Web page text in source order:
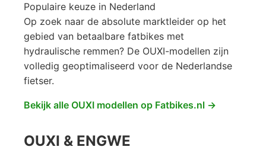
Populaire keuze in Nederland
Op zoek naar de absolute marktleider op het
gebied van betaalbare fatbikes met
hydraulische remmen? De OUXI-modellen zijn
volledig geoptimaliseerd voor de Nederlandse
fietser.
Bekijk alle OUXI modellen op Fatbikes.nl →
OUXI & ENGWE